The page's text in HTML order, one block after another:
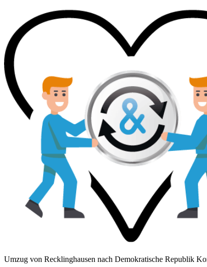
Umzug von Recklinghausen nach Demokratische Republik